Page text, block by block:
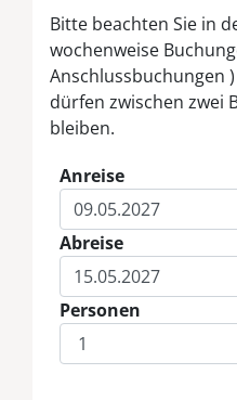
Bitte beachten Sie in
wochenweise
Anschlussbuchungen
dürfen zwischen zwei
bleiben.
Anreise
Eingabe Anreise
Abreise
Eingabe Abreise
Personen
Eingabe Personen